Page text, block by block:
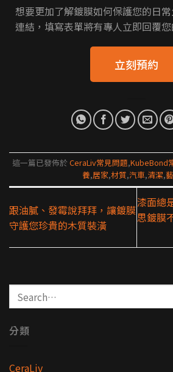
想要更加了解鍍膜如何保護您的日
連結，填寫表單將有專人立即回覆您
立刻預約
這一篇已發佈於 CeraLiv常見問題,KubeBond
養,居家,材質,汽車,清潔,
跟油膩、發霉說拜拜，讓鍍膜
守護您珍貴的木質裝潢
漆面總
思鍍膜
分類
CeraLiv